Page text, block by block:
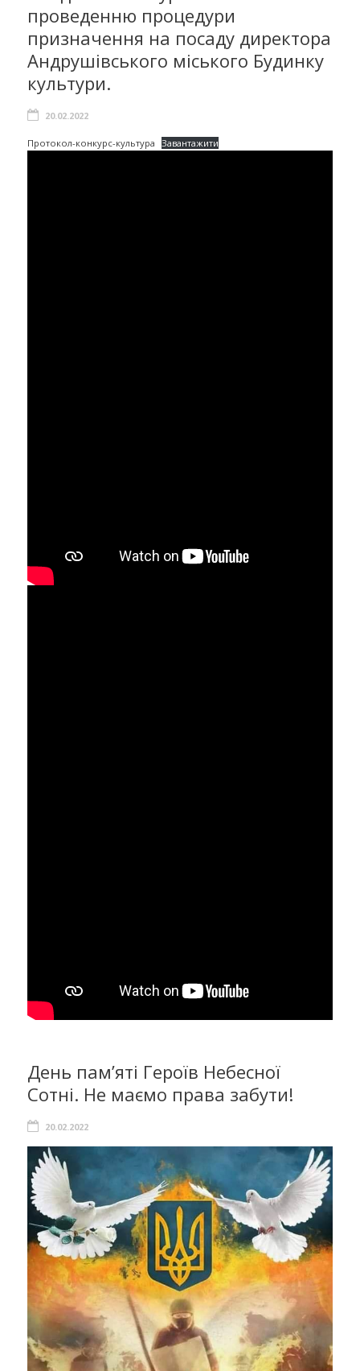
проведенню процедури
призначення на посаду директора
Андрушівського міського Будинку
культури.
20.02.2022
Протокол-конкурс-культура Завантажити
День пам’яті Героїв Небесної
Сотні. Не маємо права забути!
20.02.2022